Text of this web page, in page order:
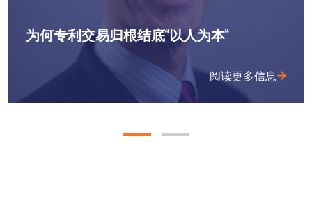
为何专利交易归根结底“以人为本”
阅读更多信息